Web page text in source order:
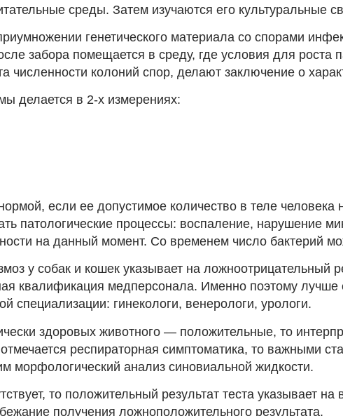
среды. Затем изучаются его культуральные
генетического материала со спорами
забора помещается в среду, где условия для
численности колоний спор, делают заключение о
делается в 2-х измерениях:
если ее допустимое количество в теле
патологические процессы: воспаление, нарушение
на данный момент. Со временем число бактерий
у собак и кошек указывает на
квалификация медперсонала. Именно поэтому лучше
специализации: гинекологи, венерологи, урологи.
здоровых животного — положительные, то
респираторная симптоматика, то важными
морфологический анализ синовиальной жидкости.
то положительный результат теста указывает
получения ложноположительного результата.